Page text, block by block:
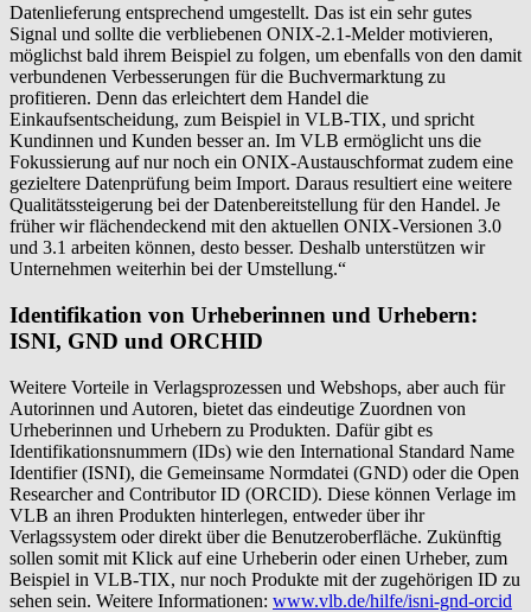
Datenlieferung entsprechend umgestellt. Das ist ein sehr gutes
Signal und sollte die verbliebenen ONIX-2.1-Melder motivieren,
möglichst bald ihrem Beispiel zu folgen, um ebenfalls von den damit
verbundenen Verbesserungen für die Buchvermarktung zu
profitieren. Denn das erleichtert dem Handel die
Einkaufsentscheidung, zum Beispiel in VLB-TIX, und spricht
Kundinnen und Kunden besser an. Im VLB ermöglicht uns die
Fokussierung auf nur noch ein ONIX-Austauschformat zudem eine
gezieltere Datenprüfung beim Import. Daraus resultiert eine weitere
Qualitätssteigerung bei der Datenbereitstellung für den Handel. Je
früher wir flächendeckend mit den aktuellen ONIX-Versionen 3.0
und 3.1 arbeiten können, desto besser. Deshalb unterstützen wir
Unternehmen weiterhin bei der Umstellung.“
Identifikation von Urheberinnen und Urhebern:
ISNI, GND und ORCHID
Weitere Vorteile in Verlagsprozessen und Webshops, aber auch für
Autorinnen und Autoren, bietet das eindeutige Zuordnen von
Urheberinnen und Urhebern zu Produkten. Dafür gibt es
Identifikationsnummern (IDs) wie den International Standard Name
Identifier (ISNI), die Gemeinsame Normdatei (GND) oder die Open
Researcher and Contributor ID (ORCID). Diese können Verlage im
VLB an ihren Produkten hinterlegen, entweder über ihr
Verlagssystem oder direkt über die Benutzeroberfläche. Zukünftig
sollen somit mit Klick auf eine Urheberin oder einen Urheber, zum
Beispiel in VLB-TIX, nur noch Produkte mit der zugehörigen ID zu
sehen sein. Weitere Informationen: www.vlb.de/hilfe/isni-gnd-orcid